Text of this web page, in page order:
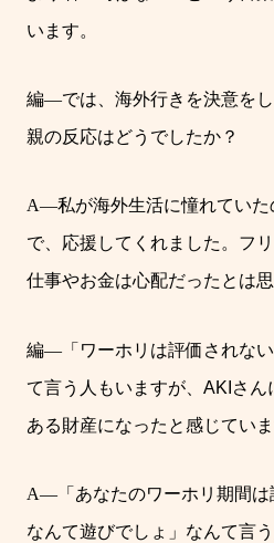
います。
編―では、海外行きを決意を
親の反応はどうでしたか？
A―私が海外生活に憧れてい
で、応援してくれました。 フ
仕事やお金は心配だったとは
編― 「ワーホリは評価されな
て言う人もいますが、 AKI さん
ある財産になったと感じてい
A― 「あなたのワーホリ期間
なんて遊びでしょ」なんて言